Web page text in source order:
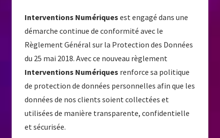
Interventions Numériques est engagé dans une
démarche continue de conformité avec le
Règlement Général sur la Protection des Données
du 25 mai 2018. Avec ce nouveau règlement
Interventions Numériques renforce sa politique
de protection de données personnelles afin que les
données de nos clients soient collectées et
utilisées de manière transparente, confidentielle
et sécurisée.